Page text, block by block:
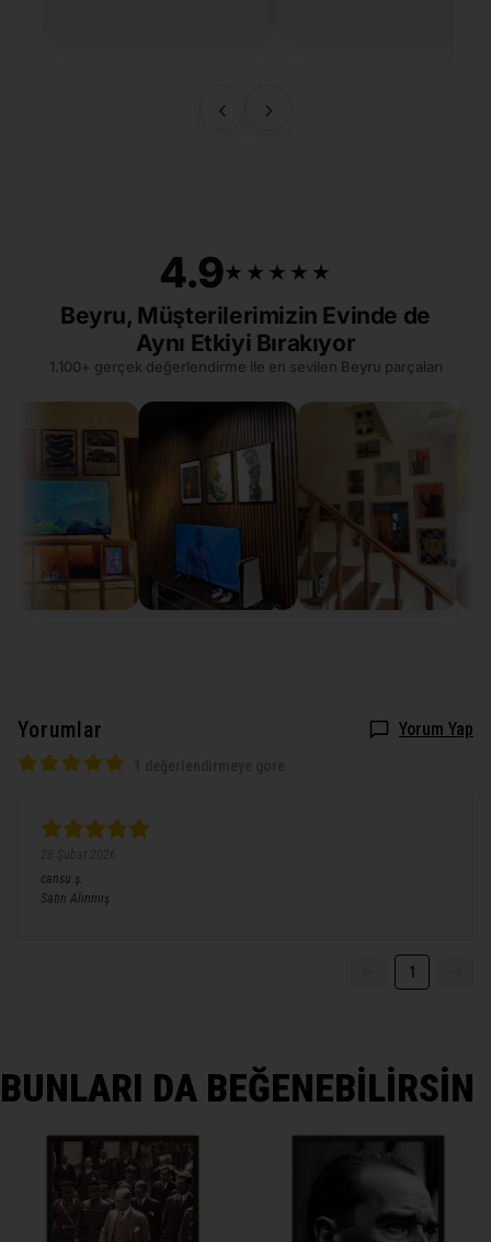
‹ ›
4.9★★★★★
★★★★★
Beyru, Müşterilerimizin Evinde de
Aynı Etkiyi Bırakıyor
1.100+ gerçek değerlendirme ile en sevilen Beyru parçaları
Yorumlar Yorum Yap
cansu ş.
Satın Alınmış
1
BUNLARI DA BEĞENEBİLİRSİN